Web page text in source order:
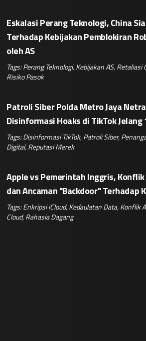
Eskalasi Perang Teknologi, China
Terhadap Kebijakan Pemblokiran
oleh AS
Tags:Perang Teknologi,Kebijakan AS,Retaliasi
Risiko Pasok
Patroli Siber Polda Metro Jaya
Disinformasi Hoaks di TikTok Jelang
Tags:Disinformasi TikTok,Patroli Siber,
Digital,Reputasi Merek
Apple vs Pemerintah Inggris,
dan Ancaman "Backdoor" Terhadap
Tags:Enkripsi iCloud,Kedaulatan Data,Konflik
Cloud,Rahasia Dagang